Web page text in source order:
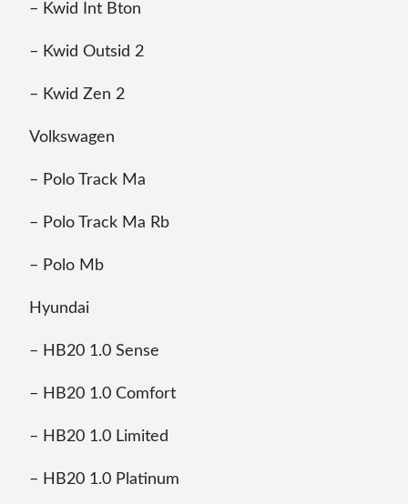
– Kwid Int Bton
– Kwid Outsid 2
– Kwid Zen 2
Volkswagen
– Polo Track Ma
– Polo Track Ma Rb
– Polo Mb
Hyundai
– HB20 1.0 Sense
– HB20 1.0 Comfort
– HB20 1.0 Limited
– HB20 1.0 Platinum